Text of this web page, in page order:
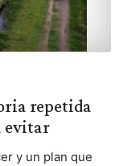
repetida
evitar
y un plan que